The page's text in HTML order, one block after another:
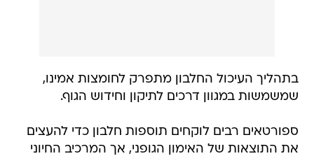
בתהליך העיכול החלבון מתפרק לחומצות אמינו,
שמשמשות במגוון דרכים לתיקון וחידוש הגוף.
ספורטאים רבים לוקחים תוספות חלבון כדי להעצים
את התוצאות של האימון הגופני, אך המרכיב החיוני